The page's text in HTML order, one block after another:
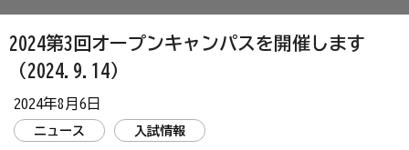
2024第3回オープンキャンパスを開催します
（2024.9.14）
2024年8月6日
ニュース 入試情報